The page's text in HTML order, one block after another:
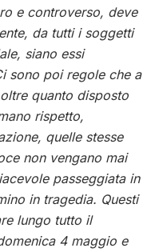
e controverso, deve
da tutti i soggetti
siano essi
sono poi regole che a
quanto disposto
rispetto,
quelle stesse
non vengano mai
passeggiata in
in tragedia. Questi
lungo tutto il
4 maggio e